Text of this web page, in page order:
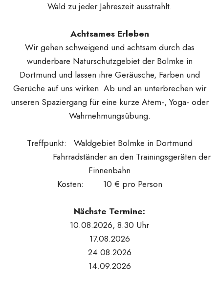
Wald zu jeder Jahreszeit ausstrahlt.
Achtsames Erleben
Wir gehen schweigend und achtsam durch das
wunderbare Naturschutzgebiet der Bolmke in
Dortmund und lassen ihre Geräusche, Farben und
Gerüche auf uns wirken. Ab und an unterbrechen wir
unseren Spaziergang für eine kurze Atem-, Yoga- oder
Wahrnehmungsübung.
Treffpunkt: Waldgebiet Bolmke in Dortmund
Fahrradständer an den Trainingsgeräten der
Finnenbahn
Kosten: 10 € pro Person
Nächste Termine:
10.08.2026, 8.30 Uhr
17.08.2026
24.08.2026
14.09.2026